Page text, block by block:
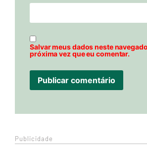
Salvar meus dados neste
próxima vez que eu comentar.
Publicidade